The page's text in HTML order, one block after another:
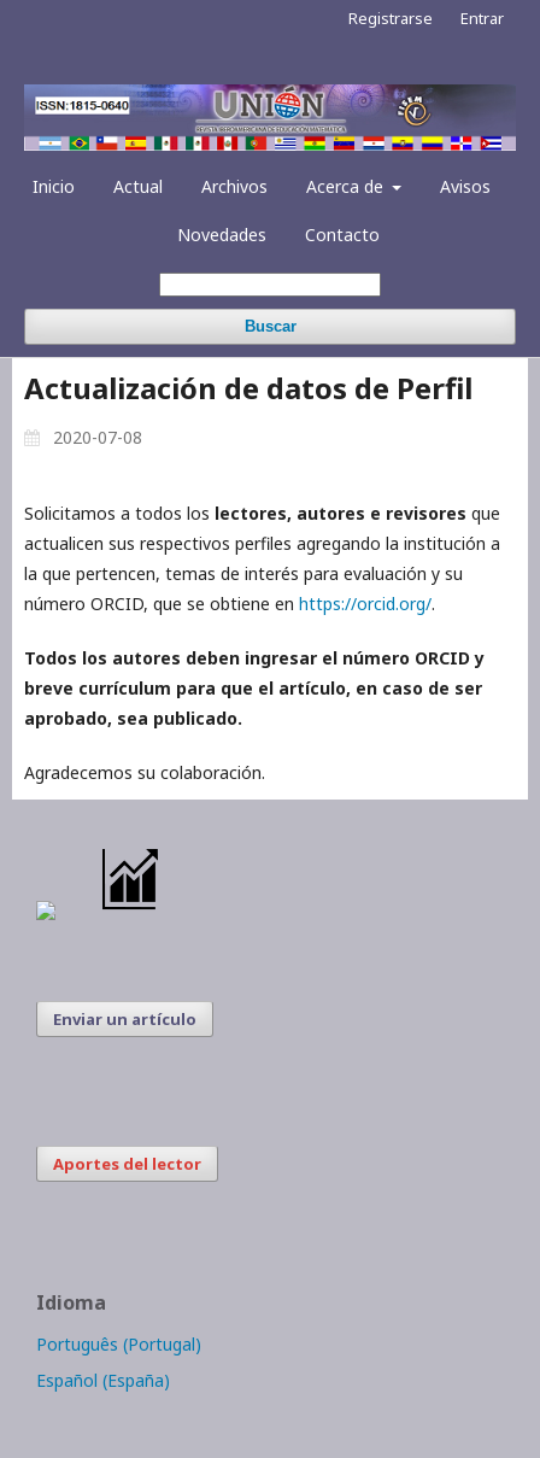
Inicio Actual Archivos Acerca de Avisos
Novedades Contacto
Buscar
Registrarse Entrar
Actualización de datos de Perfil
2020-07-08
Solicitamos a todos los lectores, autores e revisores que
actualicen sus respectivos perfiles agregando la institución a
la que pertencen, temas de interés para evaluación y su
número ORCID, que se obtiene en https://orcid.org/.
Todos los autores deben ingresar el número ORCID y
breve currículum para que el artículo, en caso de ser
aprobado, sea publicado.
Agradecemos su colaboración.
Enviar un artículo
Aportes del lector
Idioma
Português (Portugal)
Español (España)